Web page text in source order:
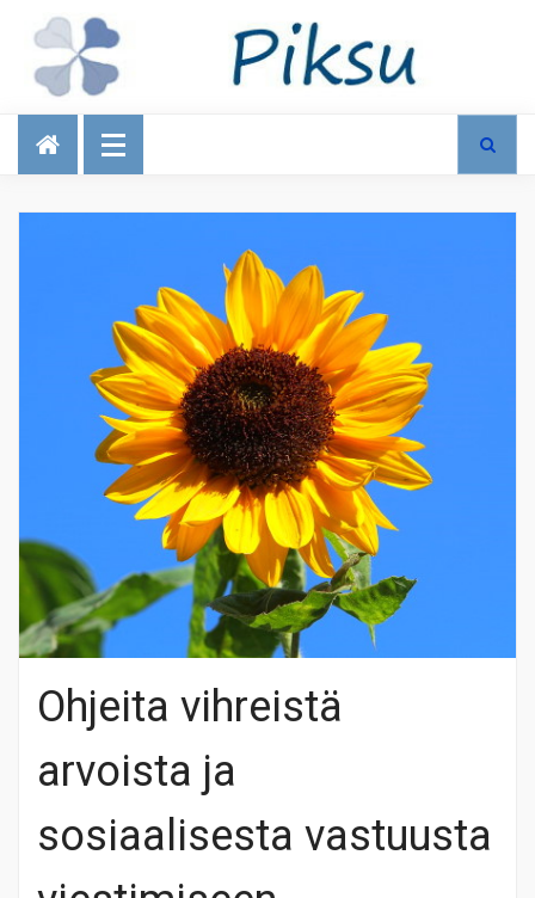
Talous
Ohjeita vihreistä
arvoista ja
sosiaalisesta vastuusta